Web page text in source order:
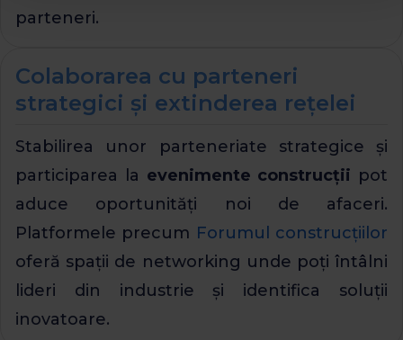
parteneri.
Colaborarea cu parteneri
strategici și extinderea rețelei
Stabilirea unor parteneriate strategice și
participarea la evenimente construcții pot
aduce oportunități noi de afaceri.
Platformele precum Forumul construcțiilor
oferă spații de networking unde poți întâlni
lideri din industrie și identifica soluții
inovatoare.